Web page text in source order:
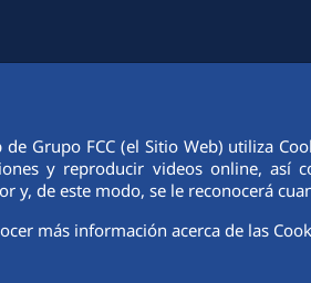
principal
de Grupo FCC (el Sitio Web) utiliza
y reproducir videos online, así
y, de este modo, se le reconocerá
más información acerca de las